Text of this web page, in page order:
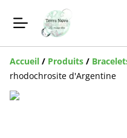
Accueil / Produits /
rhodochrosite d'Argentine